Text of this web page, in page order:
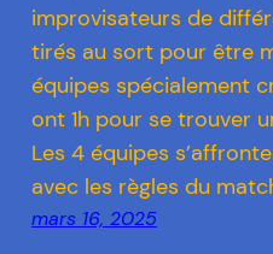
improvisateurs de
tirés au sort pour être
équipes spécialement
ont 1h pour se trouver
Les 4 équipes
avec les règles du
mars 16, 2025